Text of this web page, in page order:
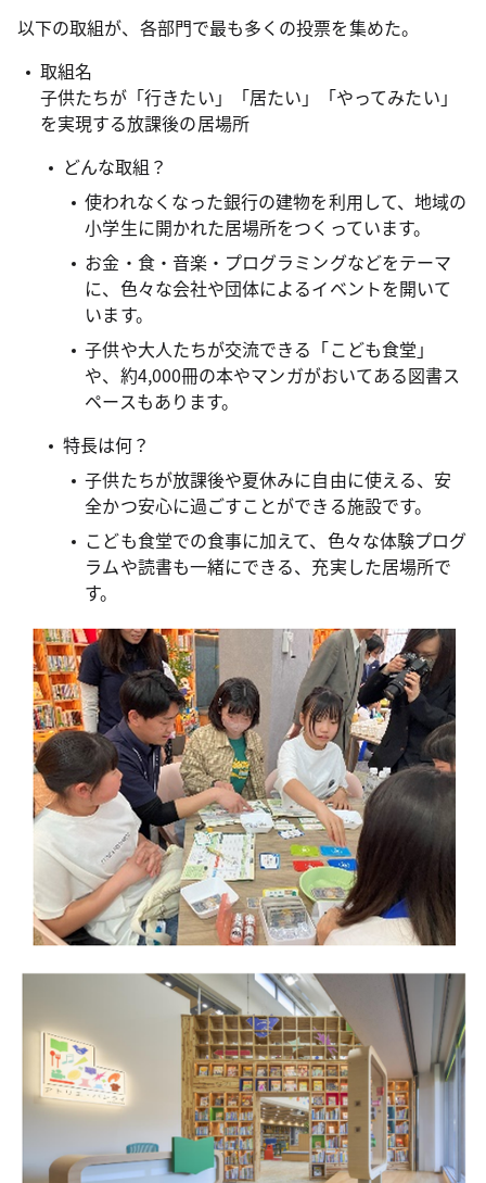
以下の取組が、各部門で最も多くの投票を集めた。
取組名
子供たちが「行きたい」「居たい」「やってみたい」
を実現する放課後の居場所
どんな取組？
使われなくなった銀行の建物を利用して、地域の
小学生に開かれた居場所をつくっています。
お金・食・音楽・プログラミングなどをテーマ
に、色々な会社や団体によるイベントを開いて
います。
子供や大人たちが交流できる「こども食堂」
や、約4,000冊の本やマンガがおいてある図書ス
ペースもあります。
特長は何？
子供たちが放課後や夏休みに自由に使える、安
全かつ安心に過ごすことができる施設です。
こども食堂での食事に加えて、色々な体験プログ
ラムや読書も一緒にできる、充実した居場所で
す。